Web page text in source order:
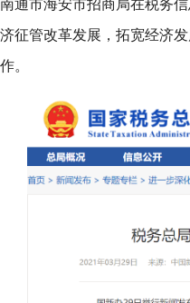
南通市海安市招商局在税务
济征管改革发展，拓宽经济
作。